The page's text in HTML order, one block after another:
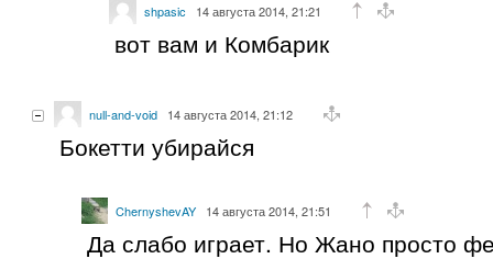
shpasic 14 августа 2014, 21:21
вот вам и Комбарик
null-and-void 14 августа 2014, 21:12
Бокетти убирайся
ChernyshevAY 14 августа 2014, 21:51
Да слабо играет. Но Жано просто